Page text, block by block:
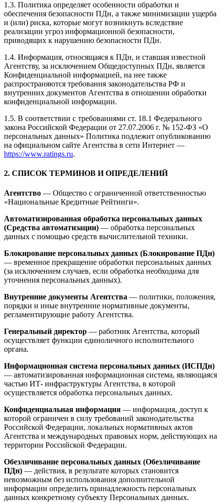
1.3. Политика определяет особенности обработки и
обеспечения безопасности ПДн, а также минимизации ущерба
и (или) риска, которые могут возникнуть вследствие
реализации угроз информационной безопасности,
приводящих к нарушению безопасности ПДн.
1.4. Информация, относящаяся к ПДн, и ставшая известной
Агентству, за исключением Общедоступных ПДн, является
Конфиденциальной информацией, на нее также
распространяются требования законодательства РФ и
внутренних документов Агентства в отношении обработки
конфиденциальной информации.
1.5. В соответствии с требованиями ст. 18.1 Федерального
закона Российской Федерации от 27.07.2006 г. № 152-ФЗ «О
персональных данных» Политика подлежит опубликованию
на официальном сайте Агентства в сети Интернет —
https://www.ratings.ru.
2. СПИСОК ТЕРМИНОВ И ОПРЕДЕЛЕНИЙ
Агентство — Общество с ограниченной ответственностью
«Национальные Кредитные Рейтинги».
Автоматизированная обработка персональных данных
(Средства автоматизации) — обработка персональных
данных с помощью средств вычислительной техники.
Блокирование персональных данных (Блокирование ПДн)
— временное прекращение обработки персональных данных
(за исключением случаев, если обработка необходима для
уточнения персональных данных).
Внутренние документы Агентства — политики, положения,
порядки и иные внутренние нормативные документы,
регламентирующие работу Агентства.
Генеральный директор — работник Агентства, который
осуществляет функции единоличного исполнительного
органа.
Информационная система персональных данных (ИСПДн)
— автоматизированная информационная система, являющаяся
частью ИТ- инфраструктуры Агентства, в которой
осуществляется обработка персональных данных.
Конфиденциальная информация — информация, доступ к
которой ограничен в силу требований законодательства
Российской Федерации, локальных нормативных актов
Агентства и международных правовых норм, действующих на
территории Российской Федерации.
Обезличивание персональных данных (Обезличивание
ПДн) — действия, в результате которых становится
невозможным без использования дополнительной
информации определить принадлежность персональных
данных конкретному субъекту Персональных данных.